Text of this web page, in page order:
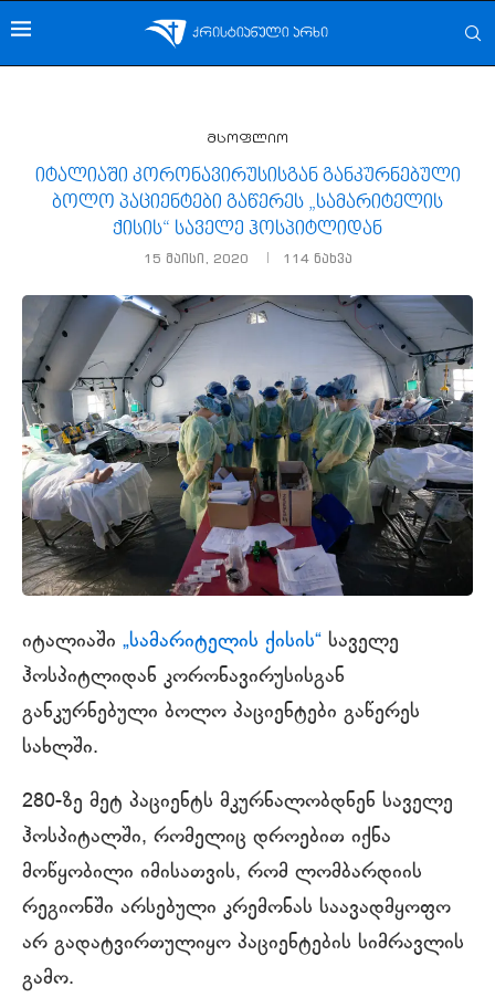
მსოფლიო
იტალიაში კორონავირუსისგან განკურნებული
ბოლო პაციენტები გაწერეს „სამარიტელის
ქისის“ საველე ჰოსპიტლიდან
15 მაისი, 2020 114ნახვა
იტალიაში „სამარიტელის ქისის“ საველე
ჰოსპიტლიდან კორონავირუსისგან
განკურნებული ბოლო პაციენტები გაწერეს
სახლში.
280-ზე მეტ პაციენტს მკურნალობდნენ საველე
ჰოსპიტალში, რომელიც დროებით იქნა
მოწყობილი იმისათვის, რომ ლომბარდიის
რეგიონში არსებული კრემონას საავადმყოფო
არ გადატვირთულიყო პაციენტების სიმრავლის
გამო.